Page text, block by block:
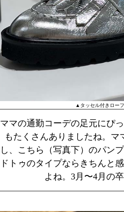
▲タッセル付きロー
ママの通勤コーデの足元にぴ
もたくさんありましたね。
し、こちら（写真下）のパン
ドトゥのタイプならきちんと
よね。3月〜4月の